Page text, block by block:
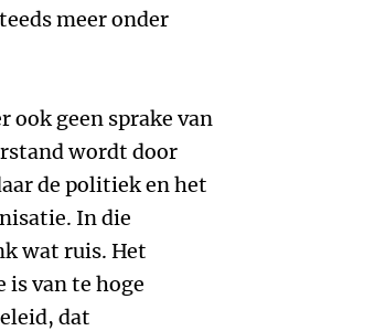
meer onder
ook geen sprake van
wordt door
de politiek en het
In die
wat ruis. Het
is van te hoge
dat